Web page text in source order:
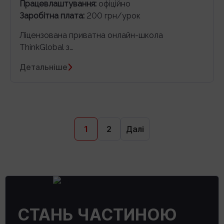
Працевлаштування: офіційно
Заробітна плата: 200 грн/урок
Ліцензована приватна онлайн-школа
ThinkGlobal з…
Детальніше
1 2 Далі
СТАНЬ ЧАСТИНОЮ